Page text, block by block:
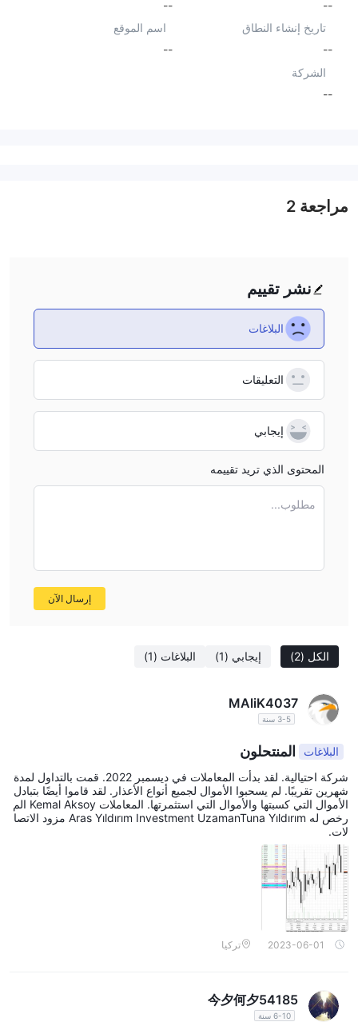
--
--
تاريخ إنشاء النطاق
--
اسم الموقع
--
الشركة
--
الكل (2) إيجابي (1) البلاغات (1)
MAliK4037
3-5 سنة
البلاغات المنتحلون
شركة احتيالية. لقد بدأت المعاملات في ديسمبر 2022. قمت بالتداول لمدة
شهرين تقريبًا. لم يسحبوا الأموال لجميع أنواع الأعذار. لقد قاموا أيضًا بتبادل
الأموال التي كسبتها والأموال التي استثمرتها. المعاملات Kemal Aksoy الم
رخص له Aras Yıldırım Investment UzamanTuna Yıldırım مزود الاتصا
لات.
2023-06-01 تركيا
今夕何夕54185
6-10 سنة
نشر تقييم
البلاغات
التعليقات
إيجابي
المحتوى الذي تريد تقييمه
مطلوب...
إرسال الآن
مراجعة